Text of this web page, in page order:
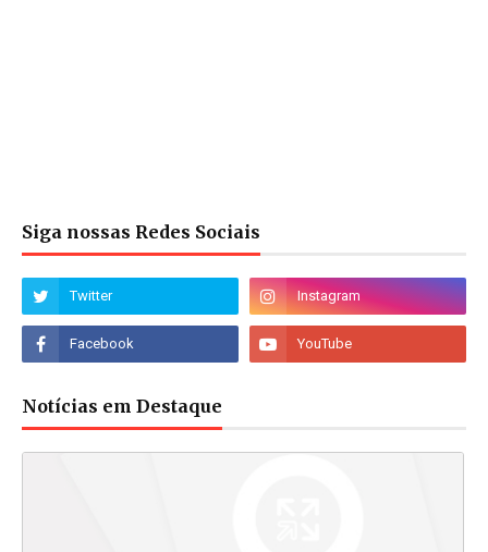
Siga nossas Redes Sociais
Notícias em Destaque